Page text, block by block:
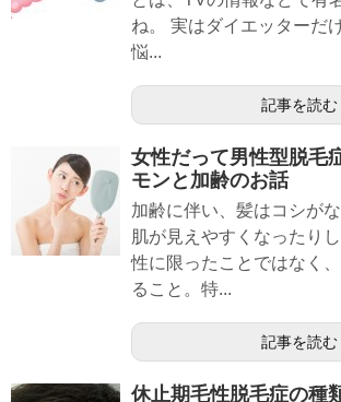
ね。 実はダイエッターだ
悩...
記事を読む
女性だって男性型脱毛
モンと加齢のお話
加齢に伴い、髪はコシが
肌が見えやすくなったり
性に限ったことではなく
ること。特...
記事を読む
休止期毛性脱毛症の種